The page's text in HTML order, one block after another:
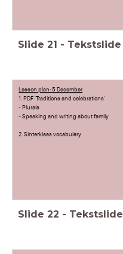
Slide 21 - Tekstslide
Lesson plan: 5 December
1. PDF 'Traditions and celebrations'
- Plurals
- Speaking and writing about family
2. Sinterklaas vocabulary
Slide 22 - Tekstslide